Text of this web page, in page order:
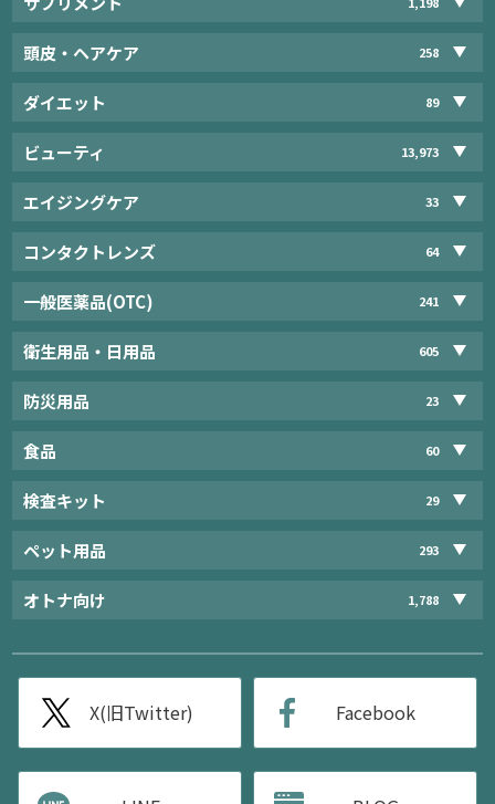
頭皮・ヘアケア 258
ダイエット 89
ビューティ 13,973
エイジングケア 33
コンタクトレンズ 64
一般医薬品(OTC) 241
衛生用品・日用品 605
防災用品 23
食品 60
検査キット 29
ペット用品 293
オトナ向け 1,788
X(旧Twitter) Facebook